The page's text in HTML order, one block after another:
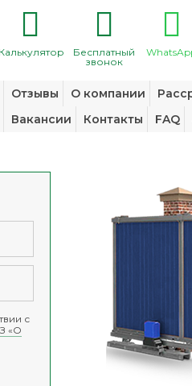
Калькулятор
Бесплатный
звонок
Отзывы О компании
Вакансии Контакты FAQ
с
«О